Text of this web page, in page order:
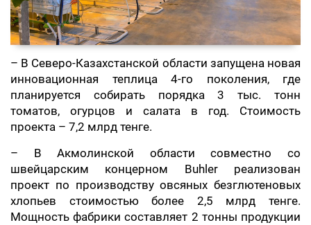
– В Северо-Казахстанской области запущена новая
инновационная теплица 4-го поколения, где
планируется собирать порядка 3 тыс. тонн
томатов, огурцов и салата в год. Стоимость
проекта – 7,2 млрд тенге.
– В Акмолинской области совместно со
швейцарским концерном Buhler реализован
проект по производству овсяных безглютеновых
хлопьев стоимостью более 2,5 млрд тенге.
Мощность фабрики составляет 2 тонны продукции